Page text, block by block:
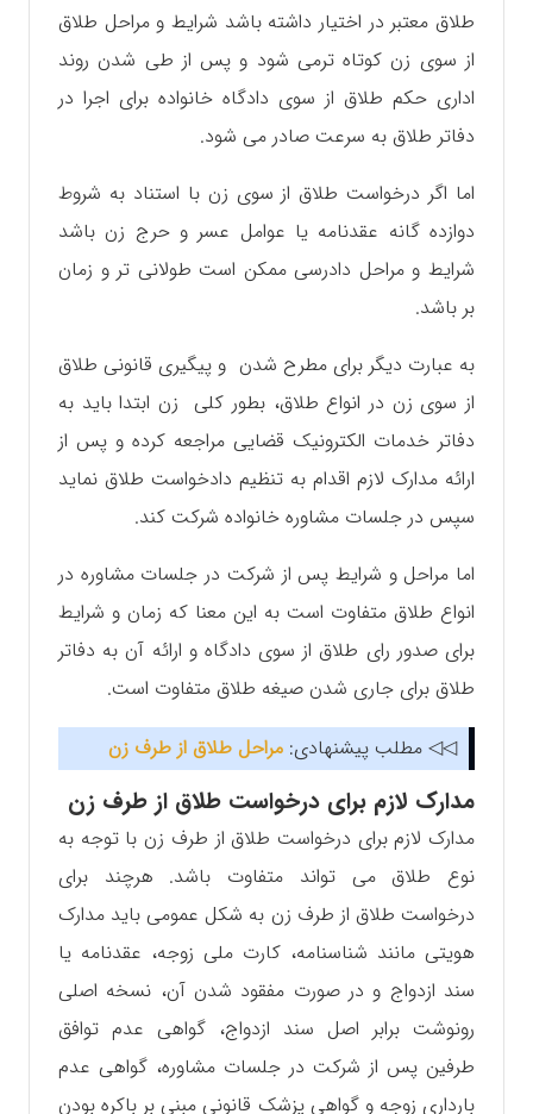
طلاق معتبر در اختیار داشته باشد شرایط و مراحل طلاق
از سوی زن کوتاه تر‌‌می شود و پس از طی شدن روند
اداری حکم طلاق از سوی دادگاه خانواده برای اجرا در
دفاتر طلاق به سرعت صادر می شود.
اما اگر درخواست طلاق از سوی زن با استناد به شروط
دوازده گانه عقدنامه یا عوامل عسر و حرج زن باشد
شرایط و مراحل دادرسی ممکن است طولانی تر و زمان
بر باشد.
به عبارت دیگر برای مطرح شدن و پیگیری قانونی طلاق
از سوی زن در انواع طلاق، بطور کلی زن ابتدا باید به
دفاتر خدمات الکترونیک قضایی مراجعه کرده و پس از
ارائه مدارک لازم اقدام به تنظیم دادخواست طلاق نماید
سپس در جلسات مشاوره خانواده شرکت کند.
اما مراحل و شرایط پس از شرکت در جلسات مشاوره در
انواع طلاق متفاوت است به این معنا که زمان و شرایط
برای صدور رای طلاق از سوی دادگاه و ارائه آن به دفاتر
طلاق برای جاری شدن صیغه طلاق متفاوت است.
◁◁ مطلب پیشنهادی: مراحل طلاق از طرف زن
مدارک لازم برای درخواست طلاق از طرف زن
مدارک لازم برای درخواست طلاق از طرف زن با توجه به
نوع طلاق می تواند متفاوت باشد. هرچند برای
درخواست طلاق از طرف زن به شکل عمومی باید مدارک
هویتی مانند شناسنامه، کارت ملی زوجه، عقدنامه یا
سند ازدواج و در صورت مفقود شدن آن، نسخه اصلی
رونوشت برابر اصل سند ازدواج، گواهی عدم توافق
طرفین پس از شرکت در جلسات مشاوره، گواهی عدم
بارداری زوجه و گواهی پزشک قانونی مبنی بر باکره بودن